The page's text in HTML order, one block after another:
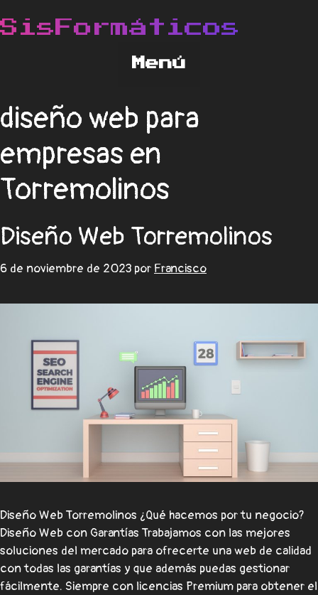
diseño web para
empresas en
Torremolinos
Diseño Web Torremolinos
6 de noviembre de 2023 por Francisco
Diseño Web Torremolinos ¿Qué hacemos por tu negocio?
Diseño Web con Garantías Trabajamos con las mejores
soluciones del mercado para ofrecerte una web de calidad
con todas las garantías y que además puedas gestionar
fácilmente. Siempre con licencias Premium para obtener el